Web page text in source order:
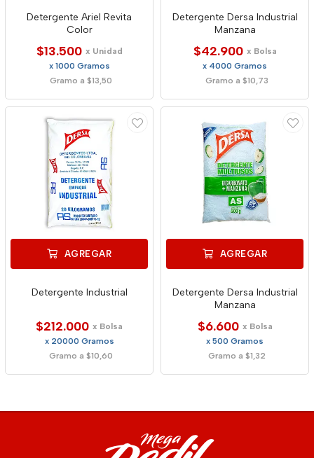
Detergente Ariel Revita
Color
$13.500 x Unidad
x 1000 Gramos
Gramo a $13,50
Detergente Dersa Industrial
Manzana
$42.900 x Bolsa
x 4000 Gramos
Gramo a $10,73
AGREGAR
Detergente Industrial
$212.000 x Bolsa
x 20000 Gramos
Gramo a $10,60
AGREGAR
Detergente Dersa Industrial
Manzana
$6.600 x Bolsa
x 500 Gramos
Gramo a $1,32